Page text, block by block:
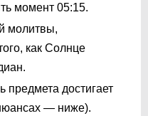
момент 05:15.
молитвы,
как Солнце
предмета достигает
— ниже).